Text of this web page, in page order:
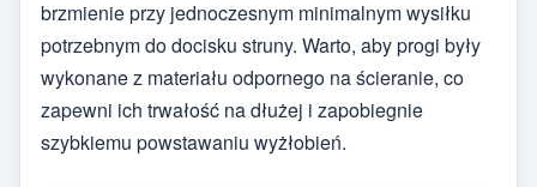
brzmienie przy jednoczesnym minimalnym wysiłku
potrzebnym do docisku struny. Warto, aby progi były
wykonane z materiału odpornego na ścieranie, co
zapewni ich trwałość na dłużej i zapobiegnie
szybkiemu powstawaniu wyżłobień.